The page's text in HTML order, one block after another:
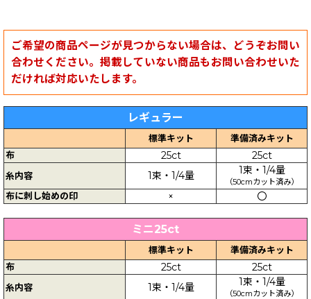
ご希望の商品ページが見つからない場合は、どうぞお問い
合わせください。掲載していない商品もお問い合わせいた
だければ対応いたします。
レギュラー
標準キット
準備済みキット
布
25ct 25ct
糸内容 1束・1/4量 1束・1/4量
（50cmカット済み）
布に刺し始めの印 × 〇
ミニ25ct
標準キット
準備済みキット
布
25ct 25ct
糸内容 1束・1/4量 1束・1/4量
（50cmカット済み）